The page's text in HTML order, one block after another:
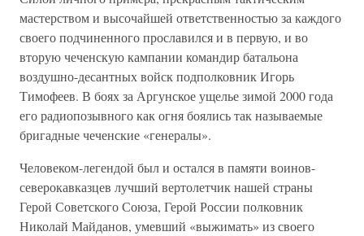
мастерством и высочайшей ответственностью за каждого
своего подчиненного прославился и в первую, и во
вторую чеченскую кампании командир батальона
воздушно-десантных войск подполковник Игорь
Тимофеев. В боях за Аргунское ущелье зимой 2000 года
его радиопозывного как огня боялись так называемые
бригадные чеченские «генералы».
Человеком-легендой был и остался в памяти воинов-
северокавказцев лучший вертолетчик нашей страны
Герой Советского Союза, Герой России полковник
Николай Майданов, умевший «выжимать» из своего